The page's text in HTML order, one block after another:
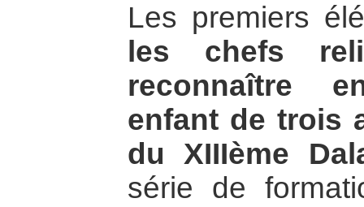
Les premiers
les chefs
reconnaître
enfant de trois
du XIIIème
série de